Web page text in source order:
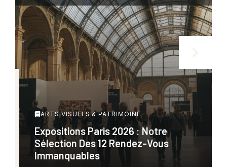
ARTS VISUELS & PATRIMOINE
Expositions Paris 2026 : Notre
Sélection Des 12 Rendez-Vous
Immanquables